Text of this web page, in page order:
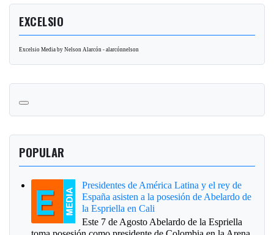
EXCELSIO
Excelsio Media by Nelson Alarcón - alarcónnelson
POPULAR
Presidentes de América Latina y el rey de
España asisten a la posesión de Abelardo de
la Espriella en Cali
Este 7 de Agosto Abelardo de la Espriella